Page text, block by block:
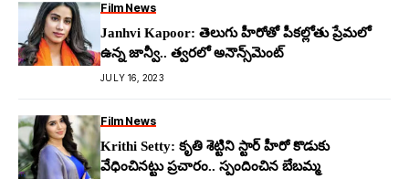
Film News
Janhvi Kapoor: తెలుగు హీరోతో పీక‌ల్లోతు ప్రేమ‌లో
ఉన్న జాన్వీ.. త్వ‌ర‌లో అనౌన్స్‌మెంట్
JULY 16, 2023
Film News
Krithi Setty: కృతి శెట్టిని స్టార్ హీరో కొడుకు
వేధించిన‌ట్టు ప్ర‌చారం.. స్పందించిన బేబ‌మ్మ‌